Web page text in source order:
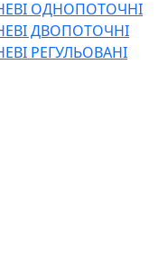
ОДНОПОТОЧНІ
ДВОПОТОЧНІ
РЕГУЛЬОВАНІ